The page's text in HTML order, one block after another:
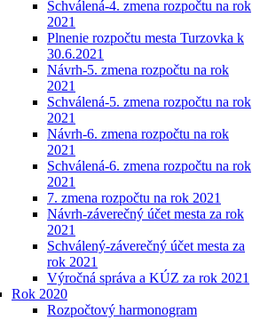
Schválená-4. zmena rozpočtu na rok
2021
Plnenie rozpočtu mesta Turzovka k
30.6.2021
Návrh-5. zmena rozpočtu na rok
2021
Schválená-5. zmena rozpočtu na rok
2021
Návrh-6. zmena rozpočtu na rok
2021
Schválená-6. zmena rozpočtu na rok
2021
7. zmena rozpočtu na rok 2021
Návrh-záverečný účet mesta za rok
2021
Schválený-záverečný účet mesta za
rok 2021
Výročná správa a KÚZ za rok 2021
Rok 2020
Rozpočtový harmonogram